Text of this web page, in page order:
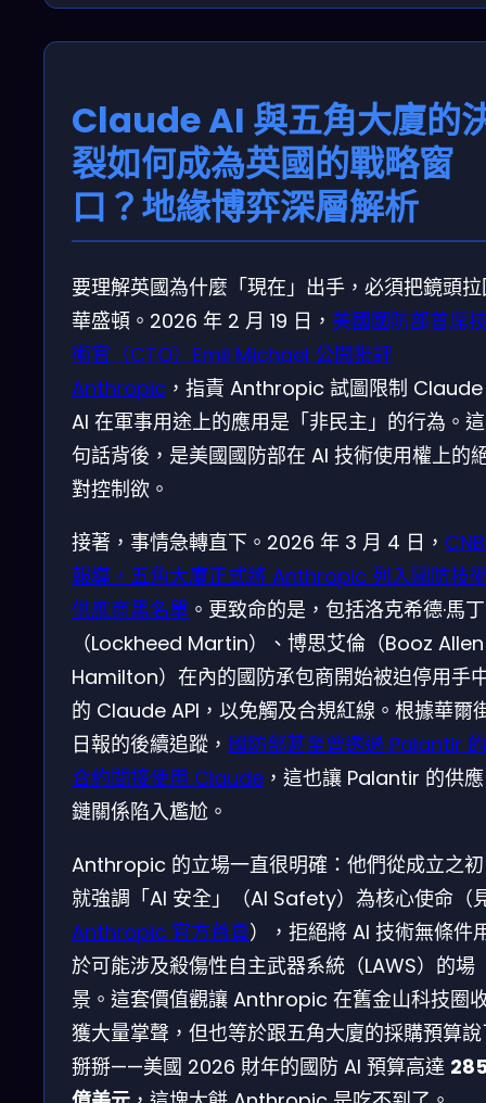
Claude AI 與五角大廈的
裂如何成為英國的戰略窗
口？地緣博弈深層解析
要理解英國為什麼「現在」出手，必須把鏡頭
華盛頓。2026 年 2 月 19 日， 美國國防部首席
術官（CTO）Emil Michael 公開批評
Anthropic ，指責 Anthropic 試圖限制 Claude
AI 在軍事用途上的應用是「非民主」的行為。這
句話背後，是美國國防部在 AI 技術使用權上的
對控制欲。
接著，事情急轉直下。2026 年 3 月 4 日，
報導，五角大廈正式將 Anthropic 列入國防技
供應商黑名單 。更致命的是，包括洛克希德·馬丁
（Lockheed Martin）、博思艾倫（Booz Allen
Hamilton）在內的國防承包商開始被迫停用手
的 Claude API，以免觸及合規紅線。根據華爾
日報的後續追蹤， 國防部甚至曾透過 Palantir 的
合約間接使用 Claude ，這也讓 Palantir 的供應
鏈關係陷入尷尬。
Anthropic 的立場一直很明確：他們從成立之初
就強調「AI 安全」（AI Safety）為核心使命（
Anthropic 官方首頁），拒絕將 AI 技術無條件
於可能涉及殺傷性自主武器系統（LAWS）的場
景。這套價值觀讓 Anthropic 在舊金山科技圈
獲大量掌聲，但也等於跟五角大廈的採購預算
掰掰——美國 2026 財年的國防 AI 預算高達